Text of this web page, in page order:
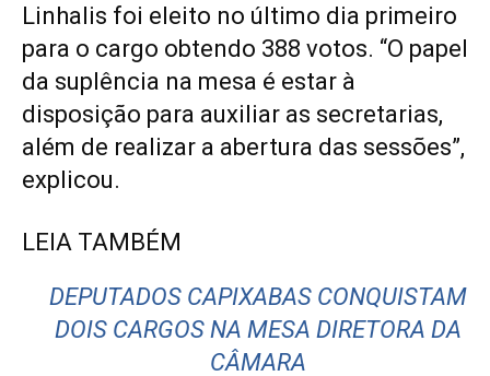
Linhalis foi eleito no último dia primeiro
para o cargo obtendo 388 votos. “O papel
da suplência na mesa é estar à
disposição para auxiliar as secretarias,
além de realizar a abertura das sessões”,
explicou.
LEIA TAMBÉM
DEPUTADOS CAPIXABAS CONQUISTAM
DOIS CARGOS NA MESA DIRETORA DA
CÂMARA